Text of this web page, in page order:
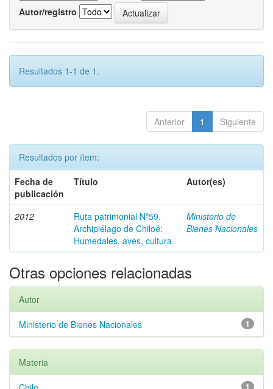
Autor/registro
Resultados 1-1 de 1.
Anterior 1 Siguiente
Resultados por ítem:
Fecha de
publicación
Título Autor(es)
2012
Ruta patrimonial Nº59.
Archipiélago de Chiloé:
Humedales, aves, cultura
Ministerio de
Bienes Nacionales
Otras opciones relacionadas
Autor
1
Ministerio de Bienes Nacionales
Materia
1